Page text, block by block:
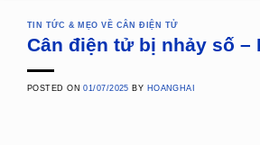
TIN TỨC & MẸO VỀ CÂN ĐIỆN TỬ
Cân điện tử bị nhảy số –
POSTED ON01/07/2025 BY HOANGHAI